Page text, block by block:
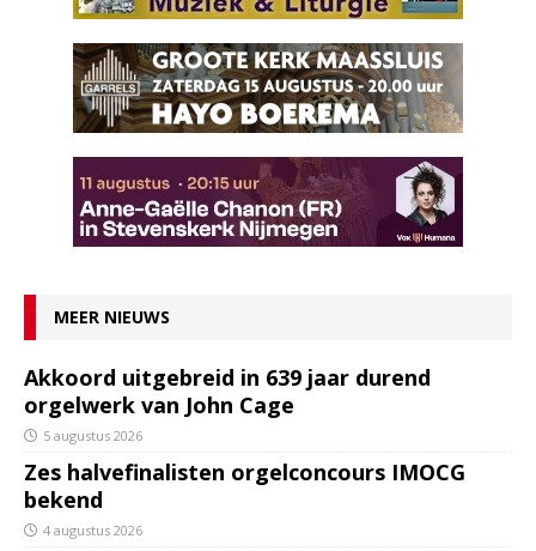
MEER NIEUWS
Akkoord uitgebreid in 639 jaar durend
orgelwerk van John Cage
5 augustus 2026
Zes halvefinalisten orgelconcours IMOCG
bekend
4 augustus 2026